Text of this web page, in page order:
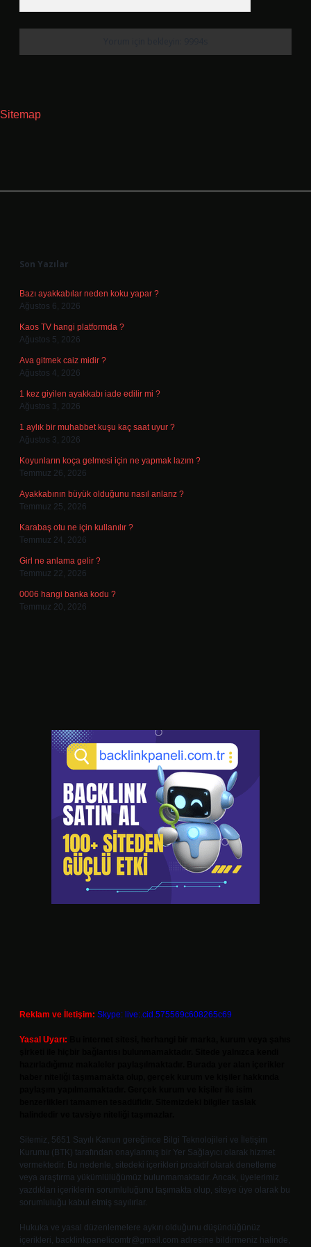
Sitemap
Son Yazılar
Bazı ayakkabılar neden koku yapar ?
Ağustos 6, 2026
Kaos TV hangi platformda ?
Ağustos 5, 2026
Ava gitmek caiz midir ?
Ağustos 4, 2026
1 kez giyilen ayakkabı iade edilir mi ?
Ağustos 3, 2026
1 aylık bir muhabbet kuşu kaç saat uyur ?
Ağustos 3, 2026
Koyunların koça gelmesi için ne yapmak lazım ?
Temmuz 26, 2026
Ayakkabının büyük olduğunu nasıl anlarız ?
Temmuz 25, 2026
Karabaş otu ne için kullanılır ?
Temmuz 24, 2026
Girl ne anlama gelir ?
Temmuz 22, 2026
0006 hangi banka kodu ?
Temmuz 20, 2026
Reklam ve İletişim: Skype: live:.cid.575569c608265c69
Yasal Uyarı:
Sitemiz, 5651 Sayılı Kanun gereğince Bilgi Teknolojileri ve İletişim
Kurumu (BTK) tarafından onaylanmış bir Yer Sağlayıcı olarak hizmet
vermektedir. Bu nedenle, sitedeki içerikleri proaktif olarak denetleme
veya araştırma yükümlülüğümüz bulunmamaktadır. Ancak, üyelerimiz
yazdıkları içeriklerin sorumluluğunu taşımakta olup, siteye üye olarak bu
sorumluluğu kabul etmiş sayılırlar.
Hukuka ve yasal düzenlemelere aykırı olduğunu düşündüğünüz
içerikleri, backlinkpanelicomtr@gmail.com adresine bildirmeniz halinde,